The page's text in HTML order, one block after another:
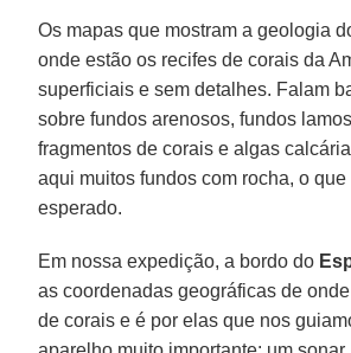
Os mapas que mostram a geologia
onde estão os recifes de corais da
superficiais e sem detalhes. Falam
sobre fundos arenosos, fundos
fragmentos de corais e algas
aqui muitos fundos com rocha, o que
esperado.
Em nossa expedição, a bordo do
as coordenadas geográficas de
de corais e é por elas que nos